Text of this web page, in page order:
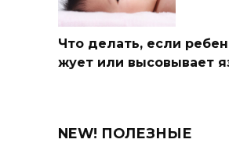
Что делать, если
жует или высовывает
NEW! ПОЛЕЗНЫЕ